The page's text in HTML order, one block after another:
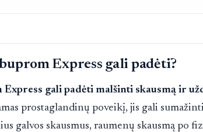
Express gali padėti?
Express gali padėti malšinti skausmą ir
prostaglandinų poveikį, jis gali
galvos skausmus, raumenų skausmą po